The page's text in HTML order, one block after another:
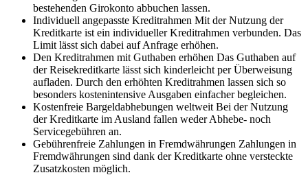
bestehenden Girokonto abbuchen lassen.
Individuell angepasste Kreditrahmen Mit der Nutzung der
Kreditkarte ist ein individueller Kreditrahmen verbunden. Das
Limit lässt sich dabei auf Anfrage erhöhen.
Den Kreditrahmen mit Guthaben erhöhen Das Guthaben auf
der Reisekreditkarte lässt sich kinderleicht per Überweisung
aufladen. Durch den erhöhten Kreditrahmen lassen sich so
besonders kostenintensive Ausgaben einfacher begleichen.
Kostenfreie Bargeldabhebungen weltweit Bei der Nutzung
der Kreditkarte im Ausland fallen weder Abhebe- noch
Servicegebühren an.
Gebührenfreie Zahlungen in Fremdwährungen Zahlungen in
Fremdwährungen sind dank der Kreditkarte ohne versteckte
Zusatzkosten möglich.